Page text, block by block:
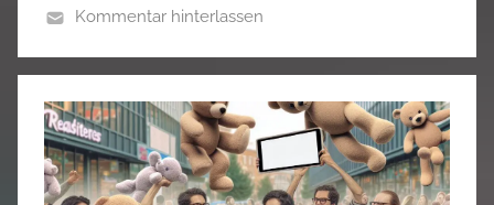
Kommentar hinterlassen